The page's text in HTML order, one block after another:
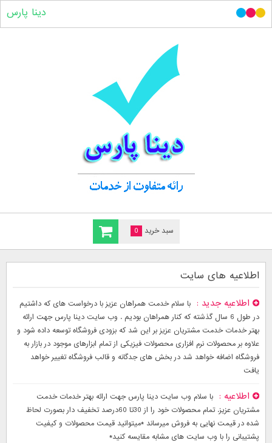
سبد خرید 0
دینا پارس
اطلاعیه های سایت
اطلاعیه جدید
با سلام خدمت همراهان عزیز با درخواست های که داشتیم
در طول 6 سال گذشته که کنار همراهان بودیم . وب سایت دینا پارس جهت ارائه
بهتر خدمات خدمت مشتریان عزیز بر این شد که بزودی فروشگاه توسعه داده شود و
علاوه بر محصولات نرم افزاری محصولات فیزیکی از تمام ابزارهای موجود در بازار به
فروشگاه اضافه خواهد شد در بخش های جدگانه و قالب فروشگاه تغییر خواهد
یافت
اطلاعیه
با سلام وب سایت دینا پارس جهت ارائه بهتر خدمات خدمت
مشتریان عزیز. تمام محصولات خود را از 30تا 60درصد تخفیف دار بصورت لحاظ
شده در قیمت نهایی به فروش میرساند *میتوانید قیمت محصولات و کیفیت
پشتیبانی را با وب سایت های مشابه مقایسه کنید*